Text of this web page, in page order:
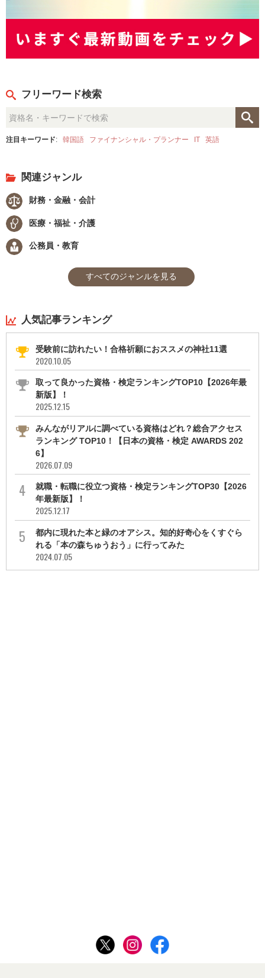
フリーワード検索
注目キーワード: 韓国語 ファイナンシャル・プランナー IT 英語
関連ジャンル
財務・金融・会計
医療・福祉・介護
公務員・教育
すべてのジャンルを見る
人気記事ランキング
受験前に訪れたい！合格祈願におススメの神社11選
2020.10.05
取って良かった資格・検定ランキングTOP10【2026年最
新版】！
2025.12.15
みんながリアルに調べている資格はどれ？総合アクセス
ランキング TOP10！【日本の資格・検定 AWARDS 202
6】
2026.07.09
就職・転職に役立つ資格・検定ランキングTOP30【2026
年最新版】！
2025.12.17
都内に現れた本と緑のオアシス。知的好奇心をくすぐら
れる「本の森ちゅうおう」に行ってみた
2024.07.05